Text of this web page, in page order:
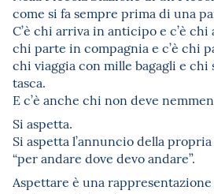
come si fa sempre prima di una
C’è chi arriva in anticipo e c’è
chi parte in compagnia e c’è chi
chi viaggia con mille bagagli e chi
tasca.
E c’è anche chi non deve
Si aspetta.
Si aspetta l’annuncio della
“per andare dove devo andare”.
Aspettare è una